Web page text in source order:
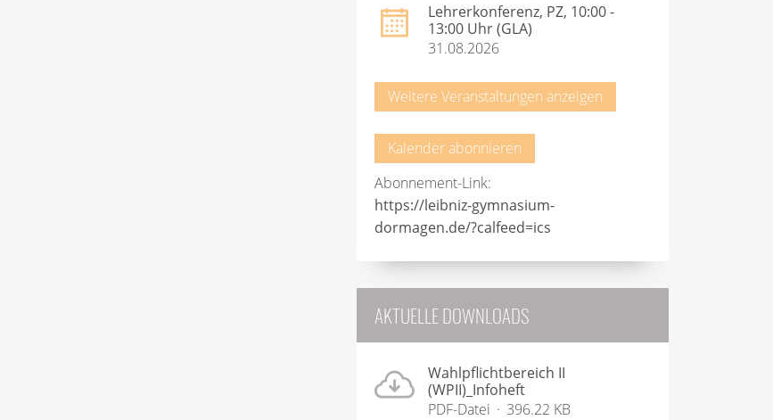
Lehrerkonferenz, PZ, 10:00 -
13:00 Uhr (GLA)
31.08.2026
Weitere Veranstaltungen anzeigen
Kalender abonnieren
Abonnement-Link:
https://leibniz-gymnasium-
dormagen.de/?calfeed=ics
AKTUELLE DOWNLOADS
Wahlpflichtbereich II
(WPII)_Infoheft
PDF-Datei
396.22 KB